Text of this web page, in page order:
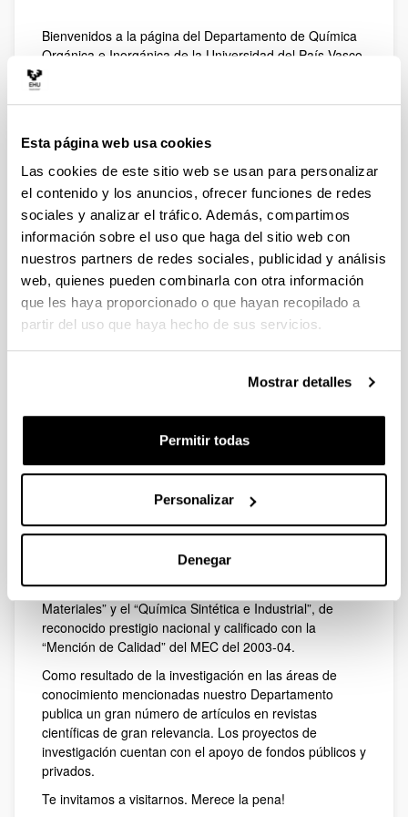
Esta página web usa cookies
Las cookies de este sitio web se usan para personalizar
el contenido y los anuncios, ofrecer funciones de redes
sociales y analizar el tráfico. Además, compartimos
información sobre el uso que haga del sitio web con
nuestros partners de redes sociales, publicidad y análisis
web, quienes pueden combinarla con otra información
que les haya proporcionado o que hayan recopilado a
partir del uso que haya hecho de sus servicios.
Mostrar detalles
Permitir todas
Personalizar
Denegar
Bienvenidos a la página del Departamento de Química
Orgánica e Inorgánica de la Universidad del País Vasco
/ Euskal Herriko Unibertsitatea (UPV / EHU).
El Departamento de Química Orgánica e Inorgánica
las áreas de conocimiento de Química Orgánica y
Tecnología (Campus de Bizkaia) y Facultad de
Farmacia (Campus de Álava). La sede central de
nuestro departamento está ubicada en la Facultad de
Ciencia y Tecnología, donde se encuentra nuestra
secretaria administrativa (edificio CD-2, 2do piso).
Nuestra oferta de asignaturas se centra principalmente
en el Grado en Química, pero también participamos en
los Grados en Bioquímica, Biología, Ciencia y
Departamentos de Química Física y Electricidad y
Electrónica y la Universidad de Cantabria, y un Máster
Universidad Pública de Navarra y la Universidad. de
Valladolid, destinado a la formación de especialistas en
Síntesis Química.
Por otra parte, se ofrecen dos programas de
Doctorado, el denominado “Ciencia y Tecnología de
Materiales” y el “Química Sintética e Industrial”, de
reconocido prestigio nacional y calificado con la
“Mención de Calidad” del MEC del 2003-04.
Como resultado de la investigación en las áreas de
conocimiento mencionadas nuestro Departamento
publica un gran número de artículos en revistas
científicas de gran relevancia. Los proyectos de
investigación cuentan con el apoyo de fondos públicos y
privados.
Te invitamos a visitarnos. Merece la pena!